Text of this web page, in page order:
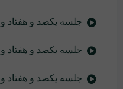
جلسه یکصد و هفتاد
جلسه یکصد و هفتاد
جلسه یکصد و هفتاد